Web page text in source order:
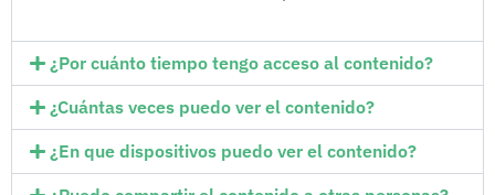
¿Por cuánto tiempo tengo acceso al contenido?
¿Cuántas veces puedo ver el contenido?
¿En que dispositivos puedo ver el contenido?